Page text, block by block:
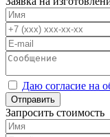
Даю согласие на
Отправить
Запросить стоимость